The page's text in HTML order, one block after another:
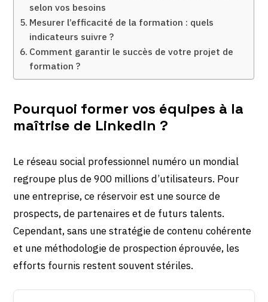
selon vos besoins
Mesurer l’efficacité de la formation : quels
indicateurs suivre ?
Comment garantir le succès de votre projet de
formation ?
Pourquoi former vos équipes à la
maîtrise de LinkedIn ?
Le réseau social professionnel numéro un mondial
regroupe plus de 900 millions d’utilisateurs. Pour
une entreprise, ce réservoir est une source de
prospects, de partenaires et de futurs talents.
Cependant, sans une stratégie de contenu cohérente
et une méthodologie de prospection éprouvée, les
efforts fournis restent souvent stériles.